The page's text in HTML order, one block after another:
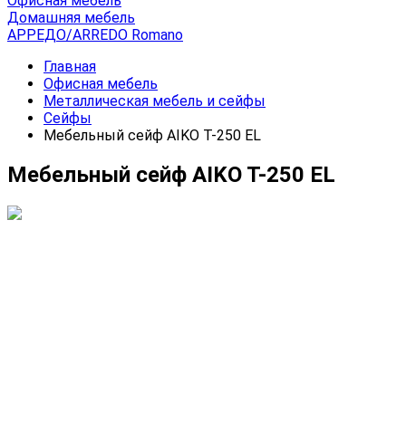
Домашняя мебель
АРРЕДО/ARREDO Romano
Главная
Офисная мебель
Металлическая мебель и сейфы
Сейфы
Мебельный сейф AIKO T-250 EL
Мебельный сейф AIKO T-250 EL